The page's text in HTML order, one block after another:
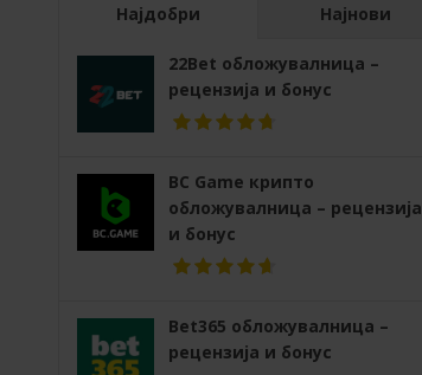
Најдобри Најнови
22Bet обложувалница –
рецензија и бонус
BC Game крипто
обложувалница – рецензија
и бонус
Bet365 обложувалница –
рецензија и бонус